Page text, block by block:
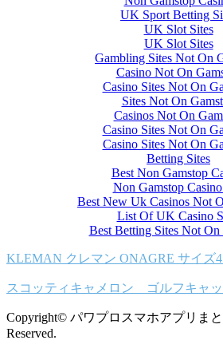
UK Sport Betting
UK Slot Sites
UK Slot Sites
Gambling Sites Not On
Casino Not On
Casino Sites Not On
Sites Not On
Casinos Not On
Casino Sites Not On
Casino Sites Not On
Betting Sites
Best Non Gamstop
Non Gamstop
Best New Uk Casinos Not
List Of UK Casino
Best Betting Sites Not On
KLEMAN クレマン ONAGRE サイズ
スコッティキャメロン ゴルフキャ
Copyright© パワプロスマホアプリま
Reserved.